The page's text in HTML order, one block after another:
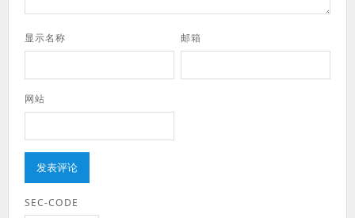
显示名称 邮箱
网站
SEC-CODE